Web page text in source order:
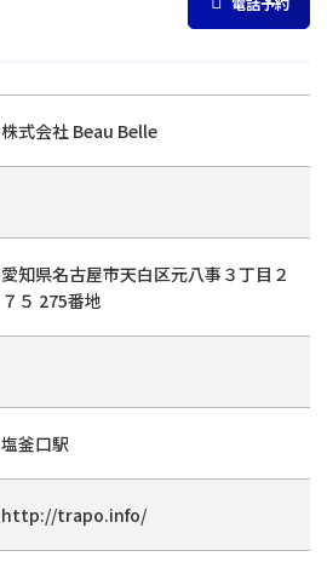
株式会社 Beau Belle
愛知県名古屋市天白区元八事３丁目２
７５ 275番地
塩釜口駅
http://trapo.info/